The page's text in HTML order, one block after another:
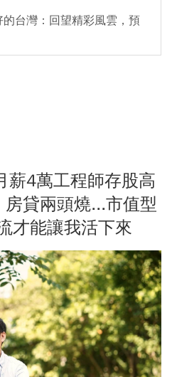
台灣：回望精彩風雲，預
4萬工程師存股高
貸兩頭燒...市值型
才能讓我活下來